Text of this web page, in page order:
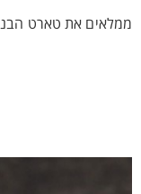
ממלאים את טארט